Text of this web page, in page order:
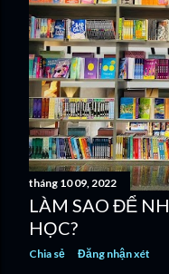
tháng 10 09, 2022
LÀM SAO ĐỂ
HỌC?
Chia sẻ Đăng nhận xét